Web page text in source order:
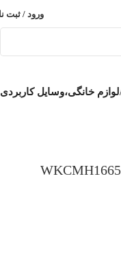
ورود / ثبت
لوازم خانگی،وسایل کاربردی